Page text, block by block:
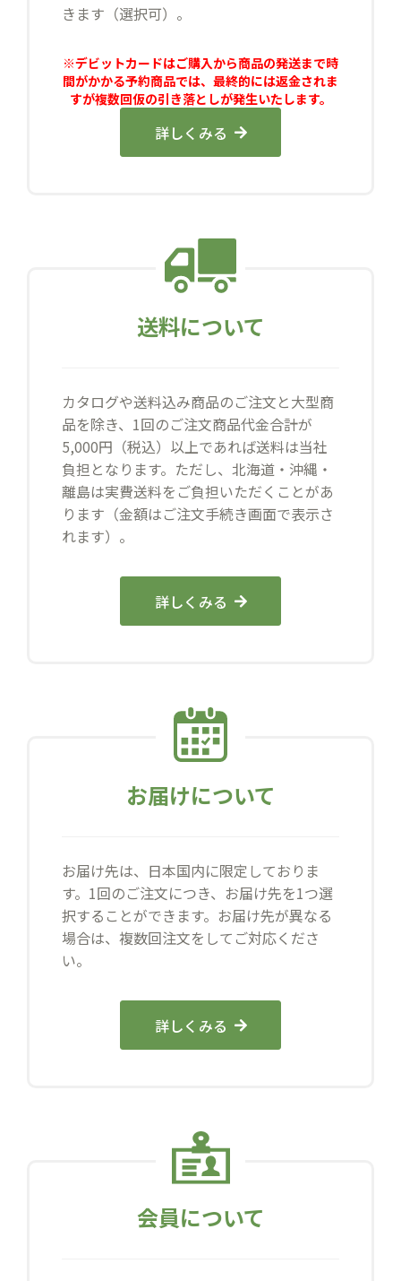
きます（選択可）。
※デビットカードはご購入から商品の発送まで時
間がかかる予約商品では、最終的には返金されま
すが複数回仮の引き落としが発生いたします。
詳しくみる
送料について
カタログや送料込み商品のご注文と大型商
品を除き、1回のご注文商品代金合計が
5,000円（税込）以上であれば送料は当社
負担となります。ただし、北海道・沖縄・
離島は実費送料をご負担いただくことがあ
ります（金額はご注文手続き画面で表示さ
れます）。
詳しくみる
お届けについて
お届け先は、日本国内に限定しておりま
す。1回のご注文につき、お届け先を1つ選
択することができます。お届け先が異なる
場合は、複数回注文をしてご対応くださ
い。
詳しくみる
会員について